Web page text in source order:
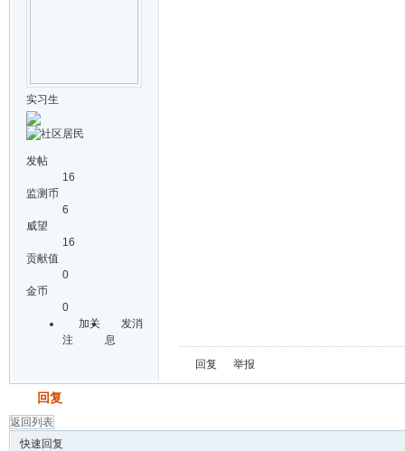
实习生
发帖
16
监测币
6
威望
16
贡献值
0
金币
0
加关
注
发消
息
回复
举报
回复
返回列表
快速回复